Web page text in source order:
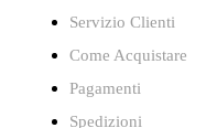
Servizio Clienti
Come Acquistare
Pagamenti
Spedizioni